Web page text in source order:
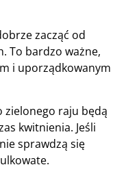
zacząć od
To bardzo ważne,
i uporządkowanym
zielonego raju będą
kwitnienia. Jeśli
sprawdzą się